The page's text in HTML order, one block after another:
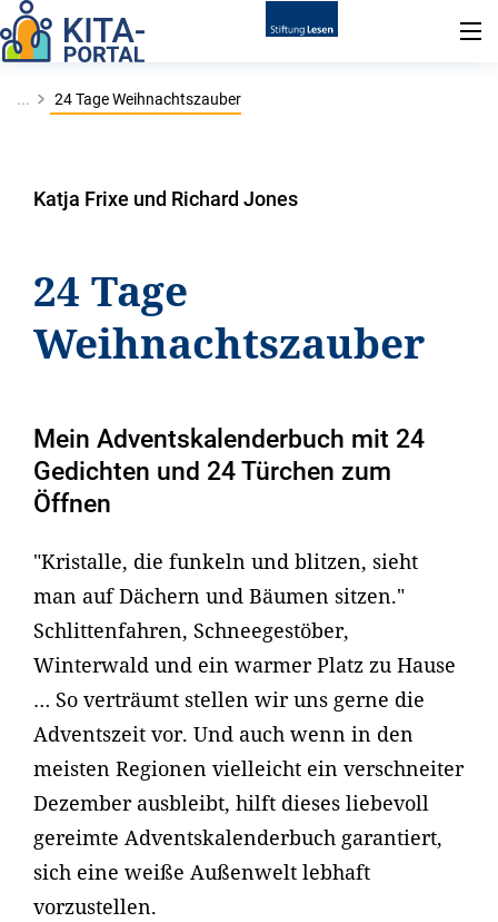
... 24 Tage Weihnachtszauber
Katja Frixe und Richard Jones
24 Tage
Weihnachtszauber
Mein Adventskalenderbuch mit 24
Gedichten und 24 Türchen zum
Öffnen
"Kristalle, die funkeln und blitzen, sieht
man auf Dächern und Bäumen sitzen."
Schlittenfahren, Schneegestöber,
Winterwald und ein warmer Platz zu Hause
… So verträumt stellen wir uns gerne die
Adventszeit vor. Und auch wenn in den
meisten Regionen vielleicht ein verschneiter
Dezember ausbleibt, hilft dieses liebevoll
gereimte Adventskalenderbuch garantiert,
sich eine weiße Außenwelt lebhaft
vorzustellen.